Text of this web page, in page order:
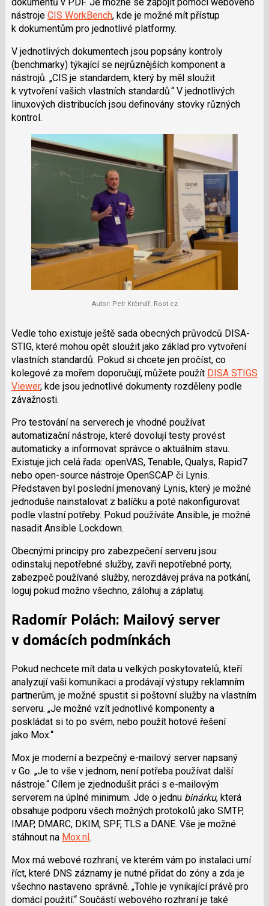
dokumentů v PDF. Je možné se zapojit pomocí webového
nástroje CIS WorkBench, kde je možné mít přístup
k dokumentům pro jednotlivé platformy.
V jednotlivých dokumentech jsou popsány kontroly
(benchmarky) týkající se nejrůznějších komponent a
nástrojů. CIS je standardem, který by měl sloužit
k vytvoření vašich vlastních standardů. V jednotlivých
linuxových distribucích jsou definovány stovky různých
kontrol.
Autor: Petr Krčmář, Root.cz
Vedle toho existuje ještě sada obecných průvodců DISA-
STIG, které mohou opět sloužit jako základ pro vytvoření
vlastních standardů. Pokud si chcete jen pročíst, co
kolegové za mořem doporučují, můžete použít DISA STIGS
Viewer, kde jsou jednotlivé dokumenty rozděleny podle
závažnosti.
Pro testování na serverech je vhodné používat
automatizační nástroje, které dovolují testy provést
automaticky a informovat správce o aktuálním stavu.
Existuje jich celá řada: openVAS, Tenable, Qualys, Rapid7
nebo open-source nástroje OpenSCAP či Lynis.
Představen byl poslední jmenovaný Lynis, který je možné
jednoduše nainstalovat z balíčku a poté nakonfigurovat
podle vlastní potřeby. Pokud používáte Ansible, je možné
nasadit Ansible Lockdown.
Obecnými principy pro zabezpečení serveru jsou:
odinstaluj nepotřebné služby, zavři nepotřebné porty,
zabezpeč používané služby, nerozdávej práva na potkání,
loguj pokud možno všechno, zálohuj a záplatuj.
Radomír Polách: Mailový server
v domácích podmínkách
Pokud nechcete mít data u velkých poskytovatelů, kteří
analyzují vaši komunikaci a prodávají výstupy reklamním
partnerům, je možné spustit si poštovní služby na vlastním
serveru. Je možné vzít jednotlivé komponenty a
poskládat si to po svém, nebo použít hotové řešení
jako Mox.
Mox je moderní a bezpečný e-mailový server napsaný
v Go. Je to vše v jednom, není potřeba používat další
nástroje. Cílem je zjednodušit práci s e-mailovým
serverem na úplné minimum. Jde o jednu binárku, která
obsahuje podporu všech možných protokolů jako SMTP,
IMAP, DMARC, DKIM, SPF, TLS a DANE. Vše je možné
stáhnout na Mox.nl.
Mox má webové rozhraní, ve kterém vám po instalaci umí
říct, které DNS záznamy je nutné přidat do zóny a zda je
všechno nastaveno správně. Tohle je vynikající právě pro
domácí použití. Součástí webového rozhraní je také